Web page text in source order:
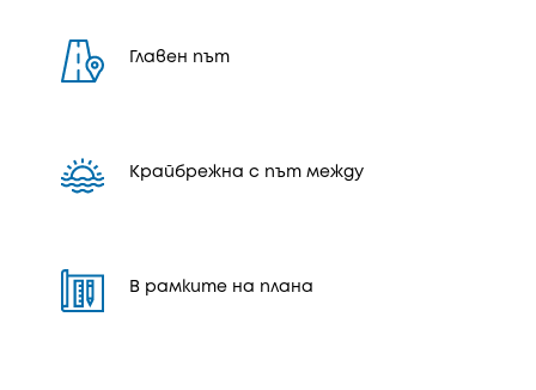
Главен път
Крайбрежна с път между
В рамките на плана